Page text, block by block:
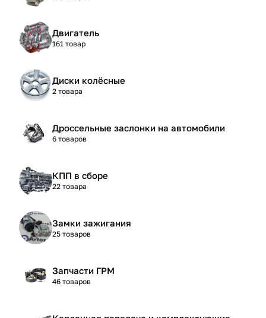
Двигатель
161 товар
Диски колёсные
2 товара
Дроссельные заслонки на автомобили
6 товаров
КПП в сборе
22 товара
Замки зажигания
25 товаров
Запчасти ГРМ
46 товаров